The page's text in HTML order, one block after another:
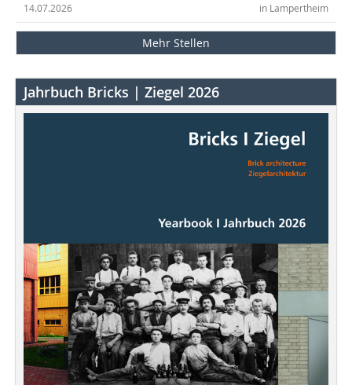
in Lampertheim
14.07.2026
Mehr Stellen
Jahrbuch Bricks | Ziegel 2026